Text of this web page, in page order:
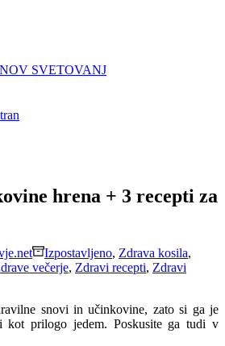
SVETOVANJ
hrena + 3 recepti za
Izpostavljeno, Zdrava kosila,
večerje, Zdravi recepti, Zdravi
snovi in učinkovine, zato si ga je
kot prilogo jedem. Poskusite ga tudi v